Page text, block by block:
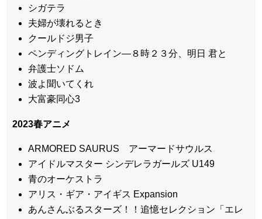
シガテラ
夫婦が壊れるとき
クールドジ男子
ペンディングトレイン―８時２３分、明日 君と
弁護士ソドム
波よ聞いてくれ
大富豪同心3
2023春アニメ
ARMORED SAURUS アーマードサウルス
アイドルマスター シンデレラガールズ U149
青のオーケストラ
アリス・ギア・アイギス Expansion
あんさんぶるスターズ！！追憶セレクション「エレ